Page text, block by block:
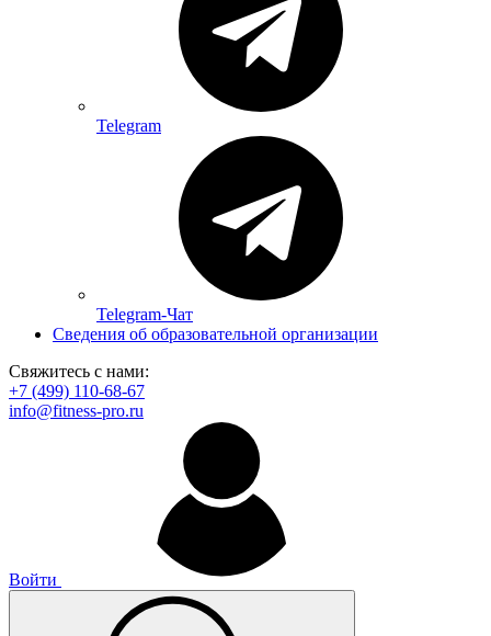
Telegram
Telegram-Чат
Сведения об образовательной организации
Свяжитесь с нами:
+7 (499) 110-68-67
info@fitness-pro.ru
Войти